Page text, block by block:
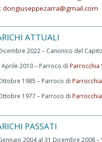
dongiuseppezarra@gmail.com
ATTUALI
2022 – Canonico del
Aprile 2010 – Parroco di Parrocchia
1985 – Parroco di
1977 – Parroco di
PASSATI
2004 al 31 Dicembre 2008